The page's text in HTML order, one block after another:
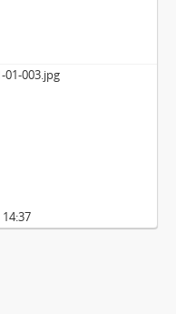
Foto 058, 1925-1935
Foto 060, 1925-1935
Foto 061, 1925-1935
Foto 062, 1925-1935
Foto 063, 1925-1935
Foto 064, 1925-1935
Foto 065, 1925-1935
Foto 066, 1925-1935
Foto 067, 1925-1935
Foto 068, 1925-1935
01-003.jpg